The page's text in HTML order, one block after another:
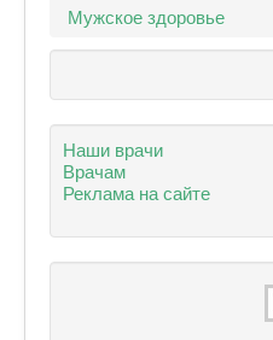
Мужское здоровье
Наши врачи
Врачам
Реклама на сайте